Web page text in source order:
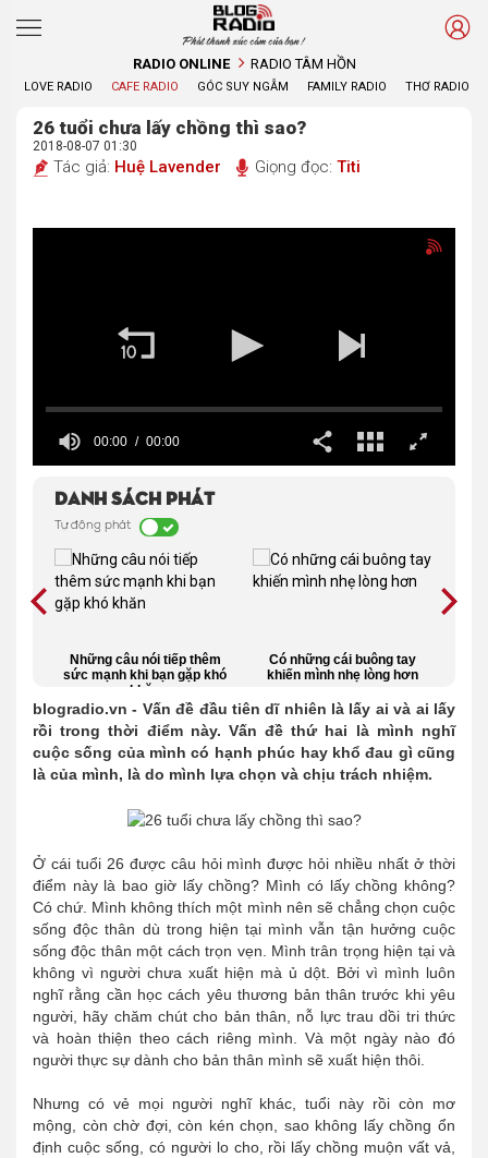
Phát thanh xúc cảm của bạn !
RADIO ONLINE RADIO TÂM HỒN
LOVE RADIO CAFE RADIO GÓC SUY NGẪM FAMILY RADIO THƠ RADIO
26 tuổi chưa lấy chồng thì sao?
2018-08-07 01:30
Tác giả: Huệ Lavender Giọng đọc: Titi
00:00 00:00
Danh sách phát
Tự động phát
Những câu nói tiếp thêm
sức mạnh khi bạn gặp khó
khăn
Có những cái buông tay
khiến mình nhẹ lòng hơn
blogradio.vn - Vấn đề đầu tiên dĩ nhiên là lấy ai và ai lấy
rồi trong thời điểm này. Vấn đề thứ hai là mình nghĩ
cuộc sống của mình có hạnh phúc hay khổ đau gì cũng
là của mình, là do mình lựa chọn và chịu trách nhiệm.
Ở cái tuổi 26 được câu hỏi mình được hỏi nhiều nhất ở thời
điểm này là bao giờ lấy chồng? Mình có lấy chồng không?
Có chứ. Mình không thích một mình nên sẽ chẳng chọn cuộc
sống độc thân dù trong hiện tại mình vẫn tận hưởng cuộc
sống độc thân một cách trọn vẹn. Mình trân trọng hiện tại và
không vì người chưa xuất hiện mà ủ dột. Bởi vì mình luôn
nghĩ rằng cần học cách yêu thương bản thân trước khi yêu
người, hãy chăm chút cho bản thân, nỗ lực trau dồi tri thức
và hoàn thiện theo cách riêng mình. Và một ngày nào đó
người thực sự dành cho bản thân mình sẽ xuất hiện thôi.
Nhưng có vẻ mọi người nghĩ khác, tuổi này rồi còn mơ
mộng, còn chờ đợi, còn kén chọn, sao không lấy chồng ổn
định cuộc sống, có người lo cho, rồi lấy chồng muộn vất vả,